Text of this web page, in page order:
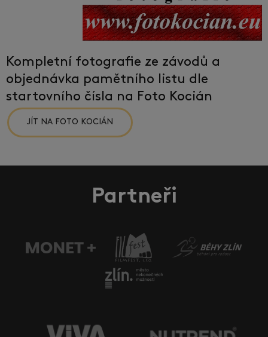
Kompletní fotografie ze závodů a
objednávka pamětního listu dle
startovního čísla na Foto Kocián
JÍT NA FOTO KOCIÁN
Partneři